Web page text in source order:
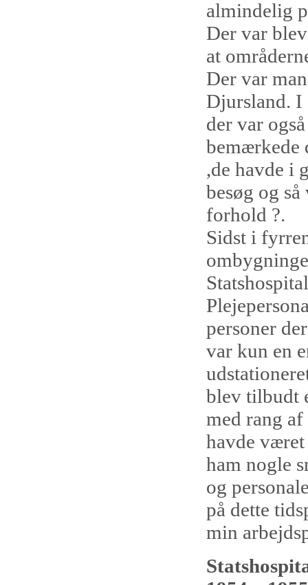
almindelig
Der var
at
Der var
Djursland. I
der var
bemærkede
,de havde i
besøg og
forhold ?.
Sidst i
personer
var kun en
blev tilbudt
med rang
havde været
ham nogle
og
på dette
min